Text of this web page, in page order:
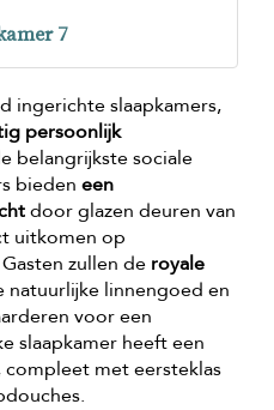
7
ingerichte slaapkamers,
persoonlijk
belangrijkste sociale
bieden een
door glazen deuren van
uitkomen op
zullen de royale
natuurlijke linnengoed en
voor een
slaapkamer heeft een
compleet met eersteklas